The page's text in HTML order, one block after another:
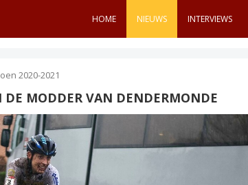
HOME NIEUWS INTERVIEWS
2020-2021
DE MODDER VAN DENDERMONDE